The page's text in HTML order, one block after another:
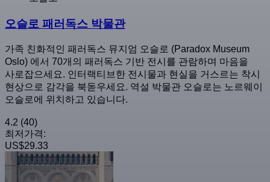
오슬로 패러독스 박물관
가족 친화적인 패러독스 뮤지엄 오슬로 (Paradox Museum
Oslo) 에서 70개의 패러독스 기반 전시를 관람하며 마음을
사로잡으세요. 인터랙티브한 전시물과 현실을 거스르는 착시
현상으로 감각을 북돋우세요. 역설 박물관 오슬로는 노르웨이
오슬로에 위치하고 있습니다.
4.2 (40)
최저가격:
US$29.33